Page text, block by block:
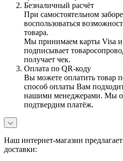
Безналичный расчёт
При самостоятельном
воспользоваться
товара.
Мы принимаем карты Visa и
подписывает
получает чек.
Оплата по QR-коду
Вы можете оплатить товар
способ оплаты Вам
нашими менеджерами. Мы
подтвердим платёж.
Наш интернет-магазин
доставки: